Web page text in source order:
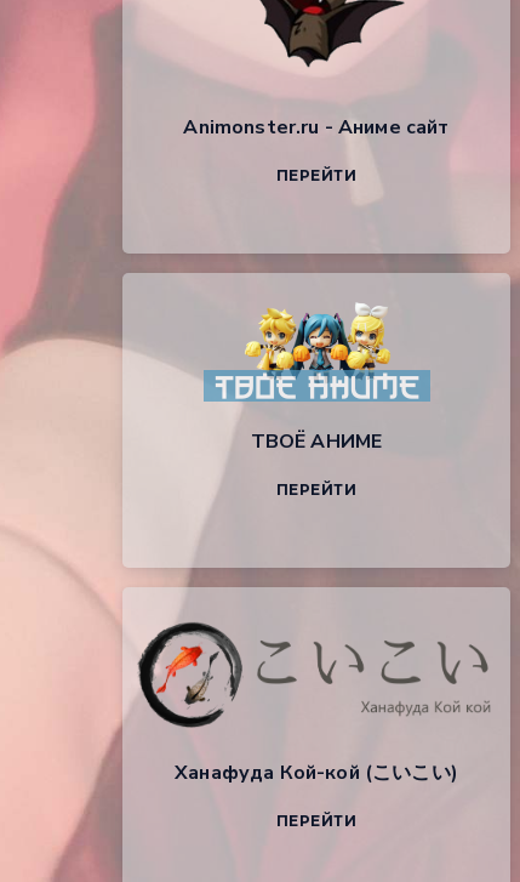
Animonster.ru - Аниме сайт
ПЕРЕЙТИ
ТВОЁ АНИМЕ
ПЕРЕЙТИ
Ханафуда Кой-кой (こいこい)
ПЕРЕЙТИ